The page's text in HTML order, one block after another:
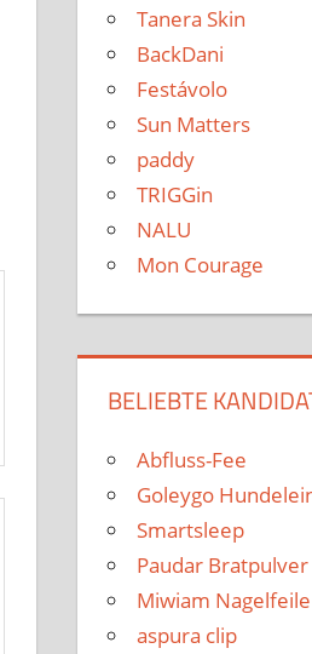
Tanera Skin
BackDani
Festávolo
Sun Matters
paddy
TRIGGin
NALU
Mon Courage
BELIEBTE
Abfluss-Fee
Goleygo
Smartsleep
Paudar Bratpulver
Miwiam Nagelfeile
aspura clip